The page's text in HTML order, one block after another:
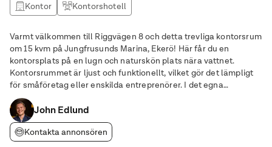
Kontor Kontorshotell
Varmt välkommen till Riggvägen 8 och detta trevliga kontorsrum
om 15 kvm på Jungfrusunds Marina, Ekerö! Här får du en
kontorsplats på en lugn och naturskön plats nära vattnet.
Kontorsrummet är ljust och funktionellt, vilket gör det lämpligt
för småföretag eller enskilda entreprenörer. I det egna
kontorsrummet, som är en del av en större kontorsgemenskap
(fera separata kontorsrum), delar man på
John Edlund
Kontakta annonsören